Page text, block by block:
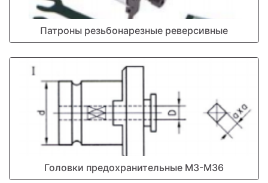
Патроны резьбонарезные реверсивные
Головки предохранительные М3-М36